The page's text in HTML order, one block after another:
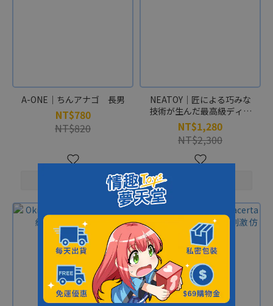
A-ONE｜ちんアナゴ 長男
NT$780
NT$820
NEATOY｜匠による巧みな
技術が生んだ最高級ディル
ド Ｌサイズ
NT$1,280
NT$2,300